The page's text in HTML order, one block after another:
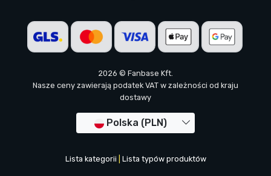
2026 © Fanbase Kft.
Nasze ceny zawierają podatek VAT w zależności od kraju
dostawy
Polska (PLN)
Lista kategorii Lista typów produktów